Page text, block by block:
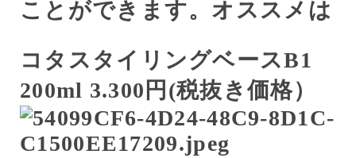
ことができます。オススメは
コタスタイリングベースB1
200ml 3.300 円 (税抜き価格）